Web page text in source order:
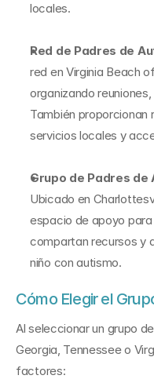
locales.
Red de Padres de
red en Virginia Beach
organizando
También
servicios locales y
Grupo de Padres
Ubicado en
espacio de apoyo
compartan recursos y
niño con autismo.
Cómo Elegir el
Al seleccionar un grupo
Georgia, Tennessee o
factores: